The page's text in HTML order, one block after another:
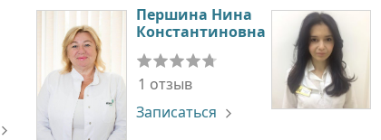
Першина Нина
Константиновна
1 отзыв
Записаться